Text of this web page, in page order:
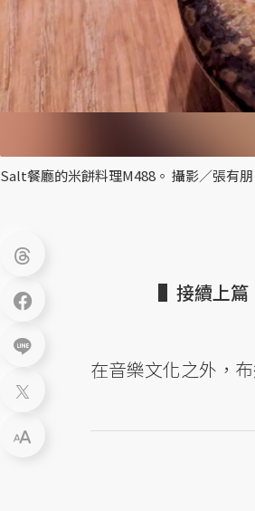
Salt餐廳的米餅料理M488。 攝影／張有朋
▌接續上篇
在音樂文化之外，